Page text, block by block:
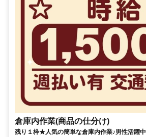
倉庫内作業(商品の仕分け)
残り１枠★人気の簡単な倉庫内作業♪男性活躍中